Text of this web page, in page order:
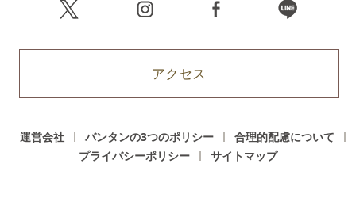
アクセス
運営会社 バンタンの3つのポリシー
合理的配慮について
プライバシーポリシー
サイトマップ